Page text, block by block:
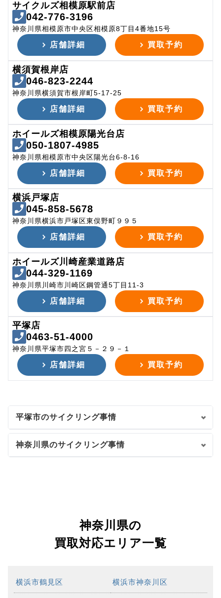
サイクルズ相模原駅前店
042-776-3196
神奈川県相模原市中央区相模原8丁目4番地15号
店舗詳細 買取予約
横須賀根岸店
046-823-2244
神奈川県横須賀市根岸町5-17-25
店舗詳細 買取予約
ホイールズ相模原陽光台店
050-1807-4985
神奈川県相模原市中央区陽光台6-8-16
店舗詳細 買取予約
横浜戸塚店
045-858-5678
神奈川県横浜市戸塚区東俣野町９９５
店舗詳細 買取予約
ホイールズ川崎産業道路店
044-329-1169
神奈川県川崎市川崎区鋼管通5丁目11-3
店舗詳細 買取予約
平塚店
0463-51-4000
神奈川県平塚市四之宮５－２９－１
店舗詳細 買取予約
平塚市のサイクリング事情
神奈川県のサイクリング事情
神奈川県の
買取対応エリア一覧
横浜市鶴見区 横浜市神奈川区